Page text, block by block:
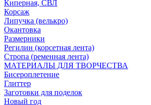
Киперная, СВЛ
Корсаж
Липучка (велькро)
Окантовка
Размерники
Регилин (корсетная лента)
Стропа (ременная лента)
МАТЕРИАЛЫ ДЛЯ ТВОРЧЕСТВА
Бисероплетение
Глиттер
Заготовки для поделок
Новый год